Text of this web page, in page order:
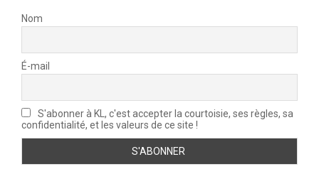
Nom
É-mail
S'abonner à KL, c'est accepter la courtoisie, ses règles, sa
confidentialité, et les valeurs de ce site !